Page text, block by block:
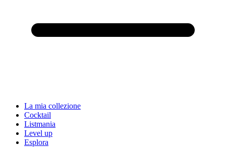
La mia collezione
Cocktail
Listmania
Level up
Esplora